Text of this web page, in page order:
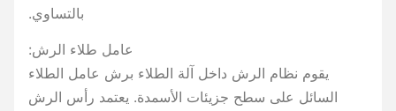
بالتساوي.
عامل طلاء الرش:
يقوم نظام الرش داخل آلة الطلاء برش عامل الطلاء
السائل على سطح جزيئات الأسمدة. يعتمد رأس الرش